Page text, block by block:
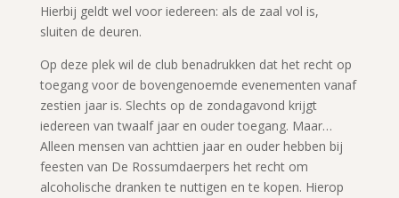
Hierbij geldt wel voor iedereen: als de zaal vol is,
sluiten de deuren.
Op deze plek wil de club benadrukken dat het recht op
toegang voor de bovengenoemde evenementen vanaf
zestien jaar is. Slechts op de zondagavond krijgt
iedereen van twaalf jaar en ouder toegang. Maar…
Alleen mensen van achttien jaar en ouder hebben bij
feesten van De Rossumdaerpers het recht om
alcoholische dranken te nuttigen en te kopen. Hierop